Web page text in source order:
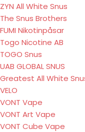
ZYN All White Snus
The Snus Brothers
FUMI Nikotinpåsar
Togo Nicotine AB
TOGO Snus
UAB GLOBAL SNUS
Greatest All White
VELO
VONT Vape
VONT Art Vape
VONT Cube Vape